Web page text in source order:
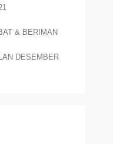
& BERIMAN
DESEMBER